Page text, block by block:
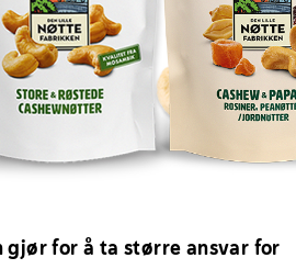
for å ta større ansvar for